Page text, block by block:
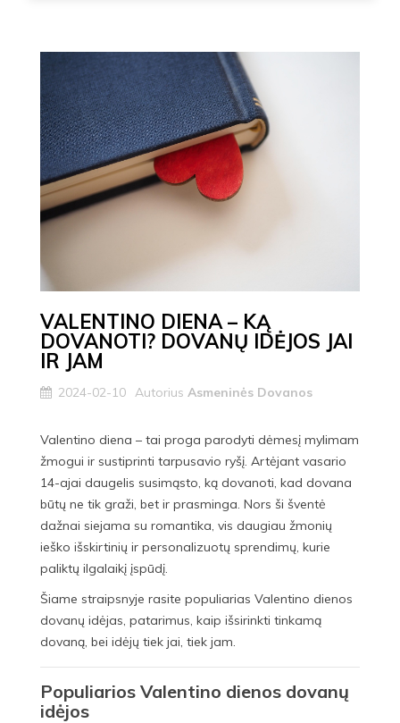
VALENTINO DIENA – KĄ
DOVANOTI? DOVANŲ IDĖJOS JAI
IR JAM
2024-02-10 Autorius Asmeninės Dovanos
Valentino diena – tai proga parodyti dėmesį mylimam
žmogui ir sustiprinti tarpusavio ryšį. Artėjant vasario
14-ajai daugelis susimąsto, ką dovanoti, kad dovana
būtų ne tik graži, bet ir prasminga. Nors ši šventė
dažnai siejama su romantika, vis daugiau žmonių
ieško išskirtinių ir personalizuotų sprendimų, kurie
paliktų ilgalaikį įspūdį.
Šiame straipsnyje rasite populiarias Valentino dienos
dovanų idėjas, patarimus, kaip išsirinkti tinkamą
dovaną, bei idėjų tiek jai, tiek jam.
Populiarios Valentino dienos dovanų
idėjos